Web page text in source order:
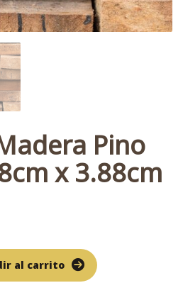
Pino
x 3.88cm
al carrito